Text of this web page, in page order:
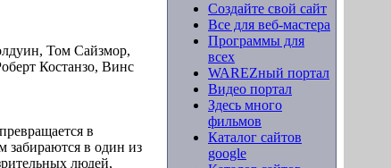
Том Сайзмор,
Костанзо, Винс
в
забираются в один из
людей,
Создайте свой сайт
Все для веб-мастера
Программы для
всех
WAREZный портал
Видео портал
Здесь много
фильмов
Каталог сайтов
google